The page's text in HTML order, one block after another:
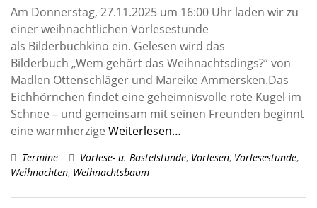
Am Donnerstag, 27.11.2025 um 16:00 Uhr laden wir zu
einer weihnachtlichen Vorlesestunde
als Bilderbuchkino ein. Gelesen wird das
Bilderbuch „Wem gehört das Weihnachtsdings?“ von
Madlen Ottenschläger und Mareike Ammersken.Das
Eichhörnchen findet eine geheimnisvolle rote Kugel im
Schnee – und gemeinsam mit seinen Freunden beginnt
eine warmherzige Weiterlesen…
Termine Vorlese- u. Bastelstunde, Vorlesen, Vorlesestunde,
Weihnachten, Weihnachtsbaum